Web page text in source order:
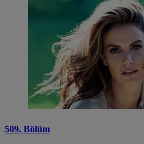
509. Bölüm